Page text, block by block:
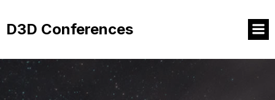
contenu
D3D Conferences